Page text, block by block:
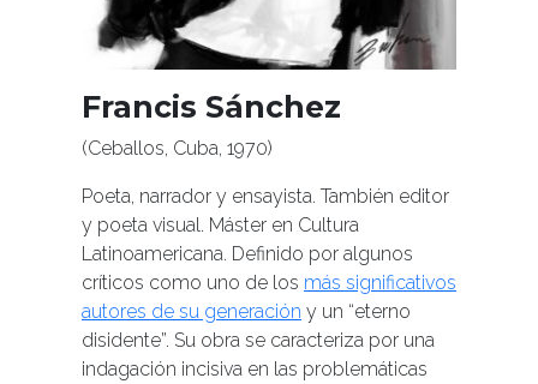
Francis Sánchez
(Ceballos, Cuba, 1970)
Poeta, narrador y ensayista. También editor
y poeta visual. Máster en Cultura
Latinoamericana. Definido por algunos
críticos como uno de los más significativos
autores de su generación y un “eterno
disidente”. Su obra se caracteriza por una
indagación incisiva en las problemáticas